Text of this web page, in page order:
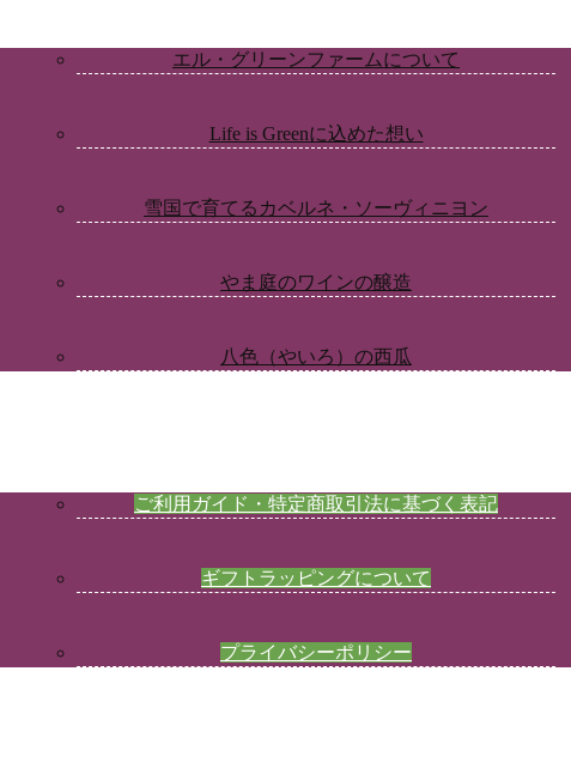
エル・グリーンファームについて
Life is Greenに込めた想い
雪国で育てるカベルネ・ソーヴィニヨン
やま庭のワインの醸造
八色（やいろ）の西瓜
ご利用ガイド・特定商取引法に基づく表記
ギフトラッピングについて
プライバシーポリシー